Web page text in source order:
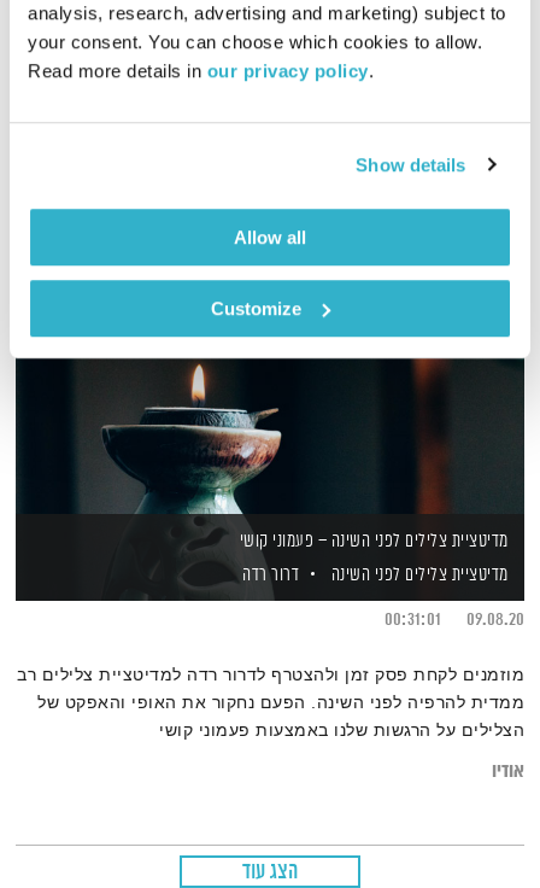
analysis, research, advertising and marketing) subject to
your consent. You can choose which cookies to allow.
Read more details in our privacy policy.
Show details
Allow all
Customize
14.08.23
59:55:00
שעה של מוזיקה מעולה להתעורר איתה, בעריכת ובהגשת אמיר פרי
אודיו
מדיטציית צלילים לפני השינה – פעמוני קושי
מדיטציית צלילים לפני השינה
דרור רדה
09.08.20
00:31:01
מוזמנים לקחת פסק זמן ולהצטרף לדרור רדה למדיטציית צלילים רב
ממדית להרפיה לפני השינה. הפעם נחקור את האופי והאפקט של
הצלילים על הרגשות שלנו באמצעות פעמוני קושי
אודיו
הצג עוד